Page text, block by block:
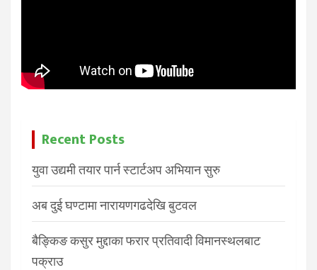
Recent Posts
युवा उद्यमी तयार पार्न स्टार्टअप अभियान सुरु
अब दुई घण्टामा नारायणगढदेखि बुटवल
बैङ्किङ कसुर मुद्दाका फरार प्रतिवादी विमानस्थलबाट
पक्राउ